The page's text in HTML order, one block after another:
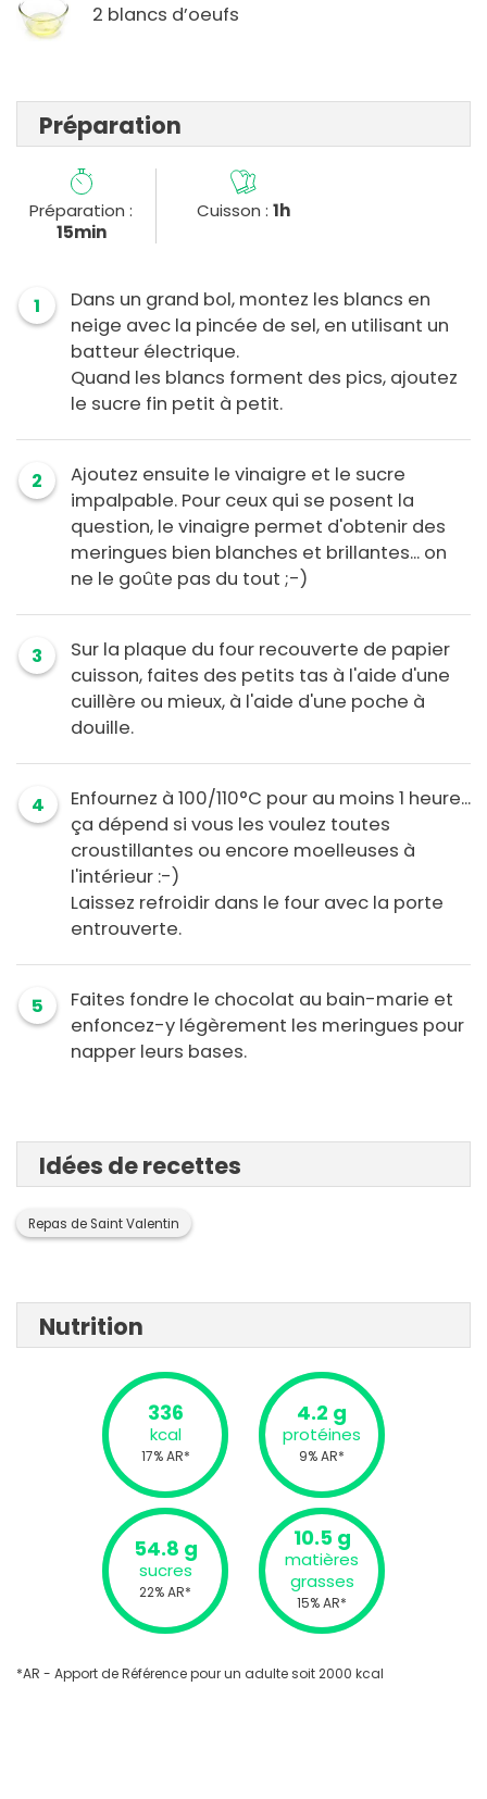
2 blancs d’oeufs
Préparation
Préparation :
15min
Cuisson : 1h
1
Dans un grand bol, montez les blancs en
neige avec la pincée de sel, en utilisant un
batteur électrique.
Quand les blancs forment des pics, ajoutez
le sucre fin petit à petit.
2
Ajoutez ensuite le vinaigre et le sucre
impalpable. Pour ceux qui se posent la
question, le vinaigre permet d'obtenir des
meringues bien blanches et brillantes... on
ne le goûte pas du tout ;-)
3
Sur la plaque du four recouverte de papier
cuisson, faites des petits tas à l'aide d'une
cuillère ou mieux, à l'aide d'une poche à
douille.
4
Enfournez à 100/110°C pour au moins 1 heure...
ça dépend si vous les voulez toutes
croustillantes ou encore moelleuses à
l'intérieur :-)
Laissez refroidir dans le four avec la porte
entrouverte.
5
Faites fondre le chocolat au bain-marie et
enfoncez-y légèrement les meringues pour
napper leurs bases.
Idées de recettes
Repas de Saint Valentin
Nutrition
336
kcal
17% AR*
4.2 g
protéines
9% AR*
54.8 g
sucres
22% AR*
10.5 g
matières
grasses
15% AR*
*AR - Apport de Référence pour un adulte soit 2000 kcal